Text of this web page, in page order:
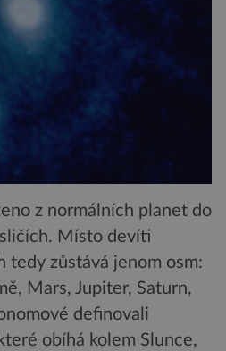
z normálních planet do
Místo devíti
tedy zůstává jenom osm:
Mars, Jupiter, Saturn,
definovali
obíhá kolem Slunce,